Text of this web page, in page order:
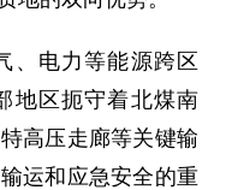
电力等能源跨区
地区扼守着北煤南
高压走廊等关键输
运和应急安全的重